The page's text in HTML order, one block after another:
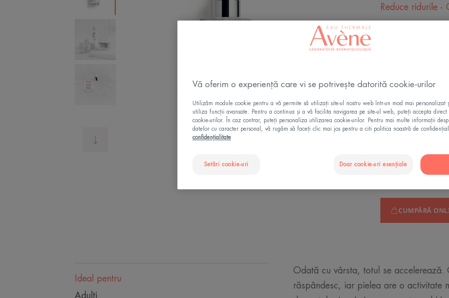
Reduce ridurile -
Ser cu
niacinamidă
îmbătrânirii*.
corectate.
Acționează
94%
Sticla cu pipeta
CUMPĂRĂ
Ideal pentru
Adulti
Odată cu vârsta, totul se accelerează.
răspândesc, iar pielea are o activitate
Vă oferim o experiență care vi se potrivește datorită cookie-urilor
Utilizăm module cookie pentru a vă permite să utilizați site-ul nostru web într-un mod mai personalizat
utiliza funcții avansate. Pentru a continua și a vă facilita navigarea pe site-ul web, puteți accepta direct
cookie-urilor. În caz contrar, puteți personaliza utilizarea cookie-urilor. Pentru mai multe informații
datelor cu caracter personal, vă rugăm să faceți clic mai jos pentru a citi politica noastră de
confidențialitate
Setări cookie-uri Doar cookie-uri esențiale